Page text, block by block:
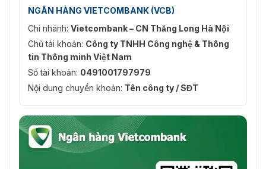
NGÂN HÀNG VIETCOMBANK (VCB)
Chi nhánh: Vietcombank – CN Thăng Long Hà Nội
Chủ tài khoản: Công ty TNHH Công nghệ & Thông
tin Thông minh Việt Nam
Số tài khoản: 0491001797979
Nội dung chuyển khoản: Tên công ty / SĐT